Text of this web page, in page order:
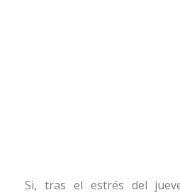
Si, tras el estrés del